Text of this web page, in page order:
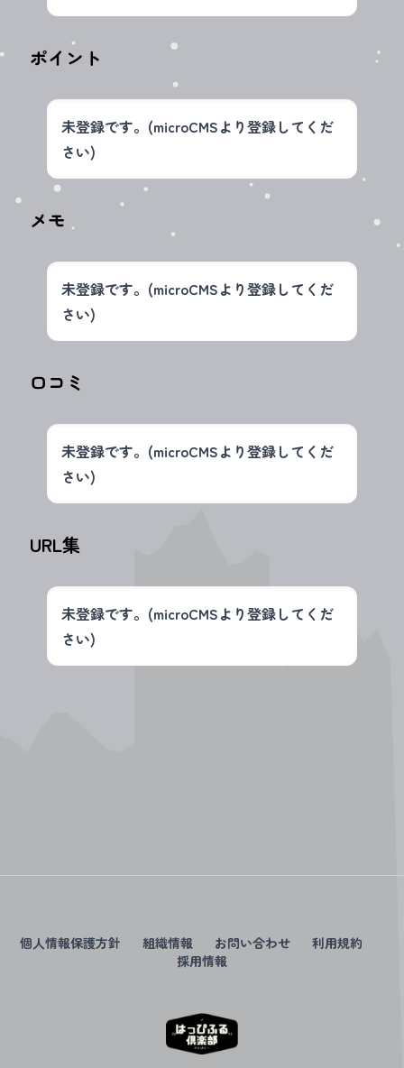
ポイント
未登録です。(microCMSより登録してくだ
さい)
メモ
未登録です。(microCMSより登録してくだ
さい)
口コミ
未登録です。(microCMSより登録してくだ
さい)
URL集
未登録です。(microCMSより登録してくだ
さい)
個人情報保護方針 組織情報 お問い合わせ
利用規約
採用情報